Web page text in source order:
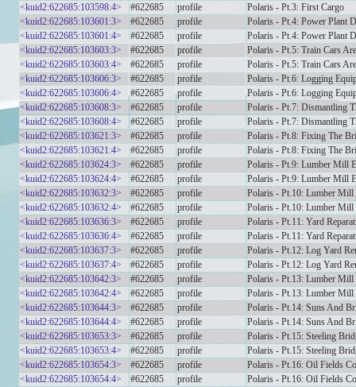
<kuid2:622685:103598:4>
#622685 profile
Polaris - Pt.3: First Cargo
<kuid2:622685:103601:3>
#622685 profile
Polaris - Pt.4: Power Plant
<kuid2:622685:103601:4>
#622685 profile
Polaris - Pt.4: Power Plant
<kuid2:622685:103603:3>
#622685 profile
Polaris - Pt.5: Train Cars
<kuid2:622685:103603:4>
#622685 profile
Polaris - Pt.5: Train Cars
<kuid2:622685:103606:3>
#622685 profile
Polaris - Pt.6: Logging
<kuid2:622685:103606:4>
#622685 profile
Polaris - Pt.6: Logging
<kuid2:622685:103608:3>
#622685 profile
Polaris - Pt.7: Dismantling
<kuid2:622685:103608:4>
#622685 profile
Polaris - Pt.7: Dismantling
<kuid2:622685:103621:3>
#622685 profile
Polaris - Pt.8: Fixing The
<kuid2:622685:103621:4>
#622685 profile
Polaris - Pt.8: Fixing The
<kuid2:622685:103624:3>
#622685 profile
Polaris - Pt.9: Lumber Mill
<kuid2:622685:103624:4>
#622685 profile
Polaris - Pt.9: Lumber Mill
<kuid2:622685:103632:3>
#622685 profile
Polaris - Pt.10: Lumber Mill
<kuid2:622685:103632:4>
#622685 profile
Polaris - Pt.10: Lumber Mill
<kuid2:622685:103636:3>
#622685 profile
Polaris - Pt.11: Yard
<kuid2:622685:103636:4>
#622685 profile
Polaris - Pt.11: Yard
<kuid2:622685:103637:3>
#622685 profile
Polaris - Pt.12: Log Yard
<kuid2:622685:103637:4>
#622685 profile
Polaris - Pt.12: Log Yard
<kuid2:622685:103642:3>
#622685 profile
Polaris - Pt.13: Lumber Mill
<kuid2:622685:103642:4>
#622685 profile
Polaris - Pt.13: Lumber Mill
<kuid2:622685:103644:3>
#622685 profile
Polaris - Pt.14: Suns And
<kuid2:622685:103644:4>
#622685 profile
Polaris - Pt.14: Suns And
<kuid2:622685:103653:3>
#622685 profile
Polaris - Pt.15: Steeling
<kuid2:622685:103653:4>
#622685 profile
Polaris - Pt.15: Steeling
<kuid2:622685:103654:3>
#622685 profile
Polaris - Pt.16: Oil Fields
<kuid2:622685:103654:4>
#622685 profile
Polaris - Pt.16: Oil Fields